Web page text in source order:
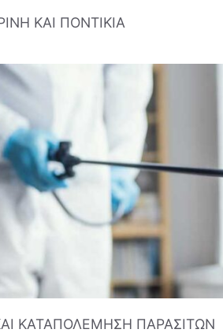
ΚΑΙ ΠΟΝΤΙΚΙΑ
ΚΑΤΑΠΟΛΕΜΗΣΗ ΠΑΡΑΣΙΤΩΝ